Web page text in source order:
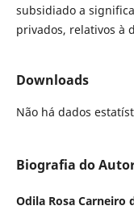
subsidiado a
privados, relativos à
Downloads
Não há dados
Biografia do
Odila Rosa Carneiro